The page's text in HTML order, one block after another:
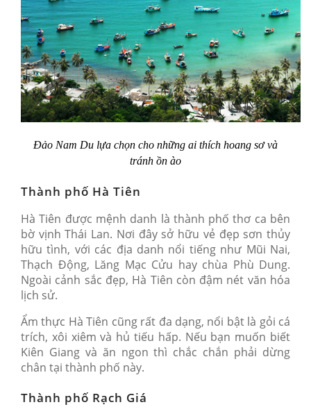
Đảo Nam Du lựa chọn cho những ai thích hoang sơ và
tránh ồn ào
Thành phố Hà Tiên
Hà Tiên được mệnh danh là thành phố thơ ca bên
bờ vịnh Thái Lan. Nơi đây sở hữu vẻ đẹp sơn thủy
hữu tình, với các địa danh nổi tiếng như Mũi Nai,
Thạch Động, Lăng Mạc Cửu hay chùa Phù Dung.
Ngoài cảnh sắc đẹp, Hà Tiên còn đậm nét văn hóa
lịch sử.
Ẩm thực Hà Tiên cũng rất đa dạng, nổi bật là gỏi cá
trích, xôi xiêm và hủ tiếu hấp. Nếu bạn muốn biết
Kiên Giang và ăn ngon thì chắc chắn phải dừng
chân tại thành phố này.
Thành phố Rạch Giá